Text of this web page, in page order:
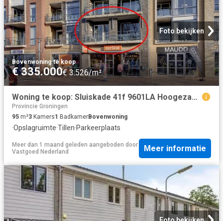
Foto bekijken
Bovenwoning·te koop
€ 335.000€ 3.526/m²
Woning te koop: Sluiskade 41f 9601LA Hoogezand Vastgoed Nederland
Provincie Groningen
95 m²3 Kamers1 BadkamerBovenwoning
·Opslagruimte·Tillen·Parkeerplaats
Meer dan 1 maand geleden aangeboden door
Vastgoed Nederland
Meer informatie